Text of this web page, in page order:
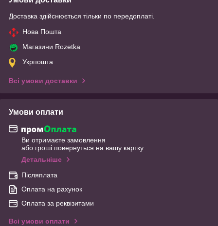
Доставка здійснюється тільки по передоплаті.
Нова Пошта
Магазини Rozetka
Укрпошта
Всі умови доставки
Умови оплати
Ви отримаєте замовлення
або гроші повернуться на вашу картку
Детальніше
Післяплата
Оплата на рахунок
Оплата за реквізитами
Всі умови оплати